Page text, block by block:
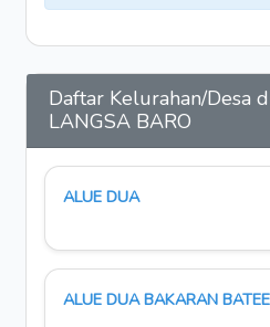
Daftar Kelurahan/Desa
LANGSA BARO
ALUE DUA
ALUE DUA BAKARAN BATEE